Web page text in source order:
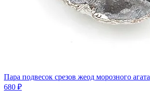
Пара подвесок срезов жеод морозного агата
680 ₽